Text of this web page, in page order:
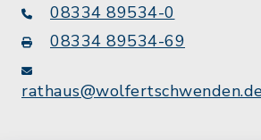
08334 89534-0
08334 89534-69